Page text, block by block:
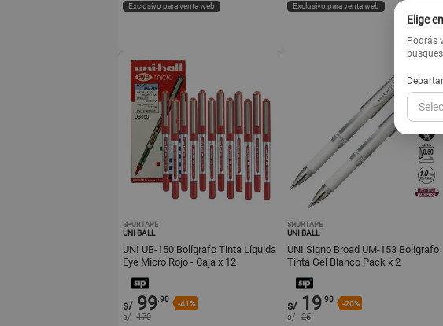
Exclusivo para venta web Exclusivo para venta web
SHURTAPE
UNI BALL
UNI UB-150 Bolígrafo Tinta Líquida
Eye Micro Rojo - Caja x 12
s/ 99.90
-41%
s/ 170
SHURTAPE
UNI BALL
UNI Signo Broad UM-153 Bolígrafo
Tinta Gel Blanco Pack x 2
s/ 19.90
-20%
s/ 25
Elige
Podrás
busques